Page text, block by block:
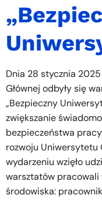
Dnia 28 stycznia
Głównej odbyły się
„Bezpieczny
zwiększanie
bezpieczeństwa
rozwoju
wydarzeniu wzięło
warsztatów
środowiska: